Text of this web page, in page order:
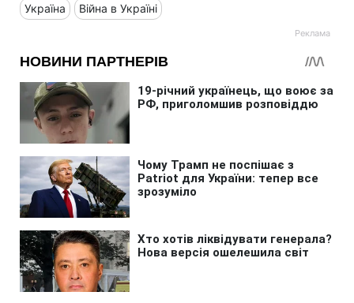
Україна Війна в Україні